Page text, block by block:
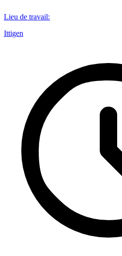
Lieu de travail:
Ittigen